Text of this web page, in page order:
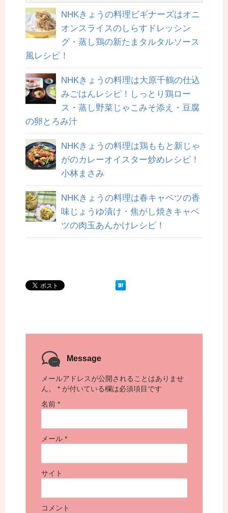
NHKきょうの料理ビギナーズはオニ
オンスライスのしらすドレッシン
グ・蒸し鶏の新たまタルタルソース
風レシピ！
NHKきょうの料理は大原千鶴の仕込
みごはんレシピ！しっとり鶏ロー
ス・蒸し野菜じゃこみそ添え・豆腐
の卵とろみ汁
NHKきょうの料理は鶏ももと新じゃ
がのカレーオイスター炒めレシピ！
小林まさみ
NHKきょうの料理は春キャベツの香
味じょうゆ漬け・焦がし焼きキャベ
ツの肉玉あんかけレシピ！
Message
メールアドレスが公開されることはありませ
ん。
* が付いている欄は必須項目です
名前 *
メール *
サイト
コメント